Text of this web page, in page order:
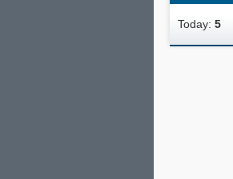
Today: 5